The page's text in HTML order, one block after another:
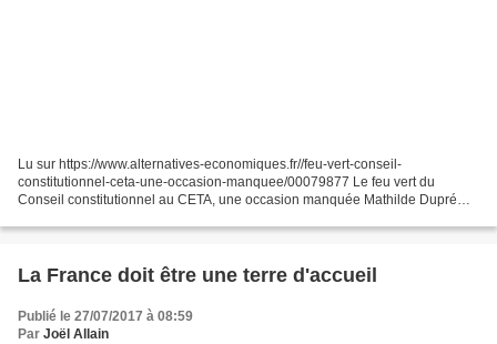
Lu sur https://www.alternatives-economiques.fr//feu-vert-conseil-
constitutionnel-ceta-une-occasion-manquee/00079877 Le feu vert du
Conseil constitutionnel au CETA, une occasion manquée Mathilde Dupré
La France doit être une terre d'accueil
Publié le 27/07/2017 à 08:59
Par Joël Allain